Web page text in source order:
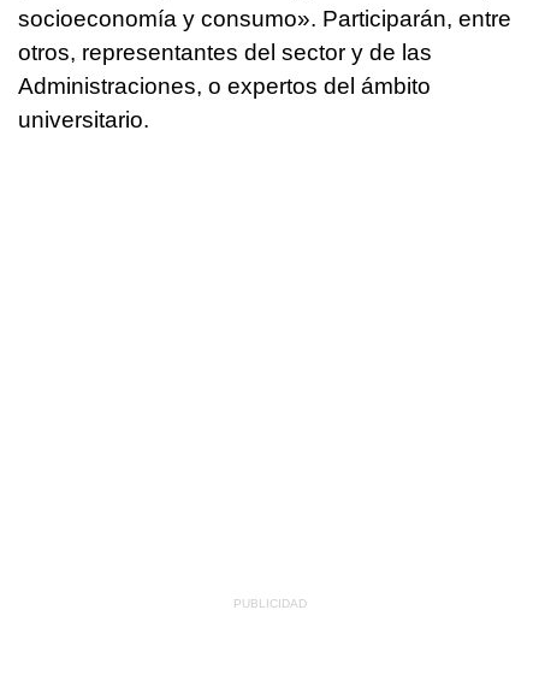
socioeconomía y consumo». Participarán, entre
otros, representantes del sector y de las
Administraciones, o expertos del ámbito
universitario.